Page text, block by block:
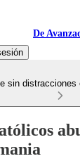
De
sin